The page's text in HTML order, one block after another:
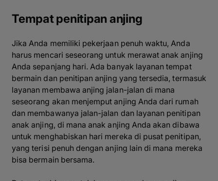
Tempat penitipan anjing
Jika Anda memiliki pekerjaan penuh waktu, Anda
harus mencari seseorang untuk merawat anak anjing
Anda sepanjang hari. Ada banyak layanan tempat
bermain dan penitipan anjing yang tersedia, termasuk
layanan membawa anjing jalan-jalan di mana
seseorang akan menjemput anjing Anda dari rumah
dan membawanya jalan-jalan dan layanan penitipan
anak anjing, di mana anak anjing Anda akan dibawa
untuk menghabiskan hari mereka di pusat penitipan,
yang terisi penuh dengan anjing lain di mana mereka
bisa bermain bersama.